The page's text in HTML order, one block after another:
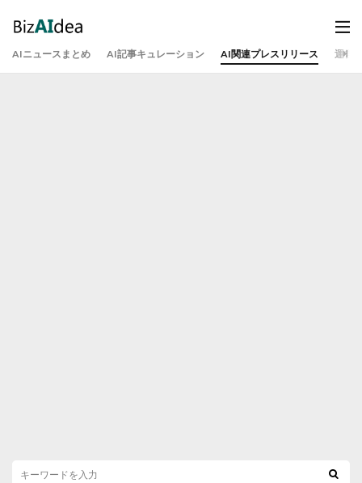
AIニュースまとめ AI記事キュレーション AI関連プレスリリース 運営